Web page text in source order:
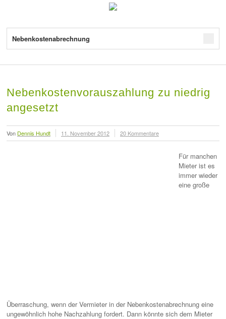
Nebenkostenabrechnung
Nebenkostenvorauszahlung zu niedrig
angesetzt
Von Dennis Hundt 11. November 2012 20 Kommentare
Für manchen
Mieter ist es
immer wieder
eine große
Überraschung, wenn der Vermieter in der Nebenkostenabrechnung eine
ungewöhnlich hohe Nachzahlung fordert. Dann könnte sich dem Mieter